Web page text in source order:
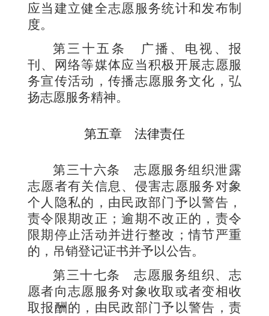
应当建立健全志愿服务统计和发布制
度。
第三十五条
广播、电视、报
刊、网络等媒体应当积极开展志愿服
务宣传活动，传播志愿服务文化，弘
扬志愿服务精神。
第五章 法律责任
第三十六条
志愿服务组织泄露
志愿者有关信息、侵害志愿服务对象
个人隐私的，由民政部门予以警告，
责令限期改正；逾期不改正的，责令
限期停止活动并进行整改；情节严重
的，吊销登记证书并予以公告。
第三十七条
志愿服务组织、志
愿者向志愿服务对象收取或者变相收
取报酬的，由民政部门予以警告，责